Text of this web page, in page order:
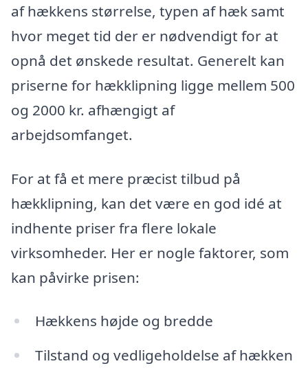
af hækkens størrelse, typen af hæk samt
hvor meget tid der er nødvendigt for at
opnå det ønskede resultat. Generelt kan
priserne for hækklipning ligge mellem 500
og 2000 kr. afhængigt af
arbejdsomfanget.
For at få et mere præcist tilbud på
hækklipning, kan det være en god idé at
indhente priser fra flere lokale
virksomheder. Her er nogle faktorer, som
kan påvirke prisen:
Hækkens højde og bredde
Tilstand og vedligeholdelse af hækken